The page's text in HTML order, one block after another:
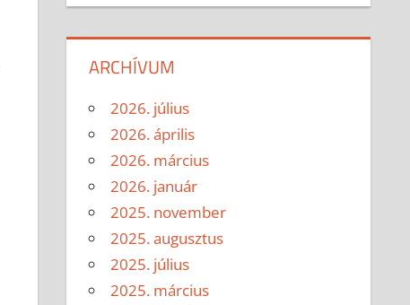
ARCHÍVUM
2026. július
2026. április
2026. március
2026. január
2025. november
2025. augusztus
2025. július
2025. március